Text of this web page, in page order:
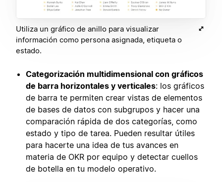
Utiliza un gráfico de anillo para visualizar
información como persona asignada, etiqueta o
estado.
Categorización multidimensional con gráficos
de barra horizontales y verticales: los gráficos
de barra te permiten crear vistas de elementos
de bases de datos con subgrupos y hacer una
comparación rápida de dos categorías, como
estado y tipo de tarea. Pueden resultar útiles
para hacerte una idea de tus avances en
materia de OKR por equipo y detectar cuellos
de botella en tu modelo operativo.